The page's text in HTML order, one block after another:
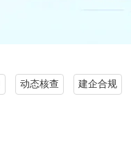
动态核查 建企合规